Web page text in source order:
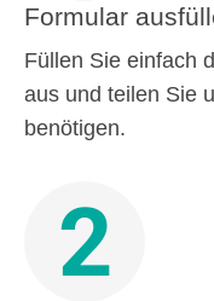
Formular
Füllen Sie einfach
aus und teilen Sie
benötigen.
2